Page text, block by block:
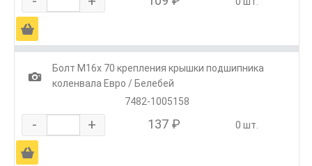
Ä
1
Болт М16х 70 крепления крышки подшипника
коленвала Евро / Белебей
7482-1005158
- + 137 ₽ 0 шт.
Ä